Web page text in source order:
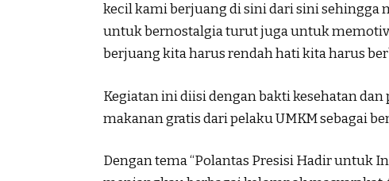
kecil kami berjuang di sini dari sini sehingga
untuk bernostalgia turut juga untuk
berjuang kita harus rendah hati kita harus
Kegiatan ini diisi dengan bakti kesehatan
makanan gratis dari pelaku UMKM sebagai
Dengan tema “Polantas Presisi Hadir untuk